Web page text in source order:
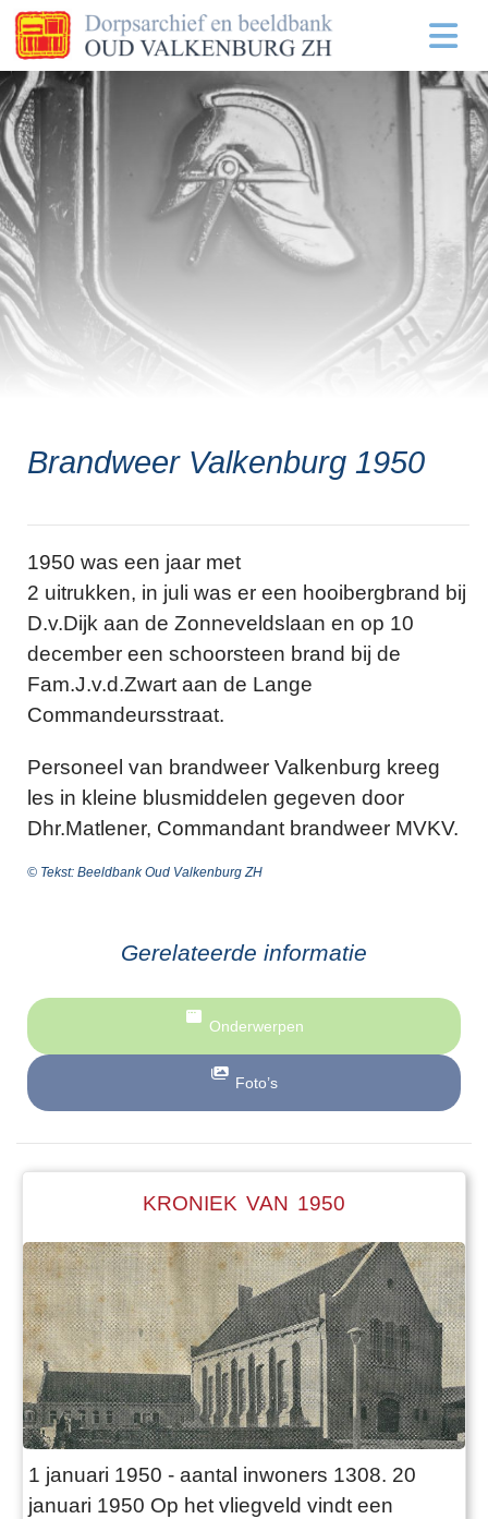
Brandweer Valkenburg 1950
1950 was een jaar met
2 uitrukken, in juli was er een hooibergbrand bij
D.v.Dijk aan de Zonneveldslaan en op 10
december een schoorsteen brand bij de
Fam.J.v.d.Zwart aan de Lange
Commandeursstraat.
Personeel van brandweer Valkenburg kreeg
les in kleine blusmiddelen gegeven door
Dhr.Matlener, Commandant brandweer MVKV.
© Tekst: Beeldbank Oud Valkenburg ZH
Gerelateerde informatie
Onderwerpen
Foto’s
KRONIEK VAN 1950
1 januari 1950 - aantal inwoners 1308. 20
januari 1950 Op het vliegveld vindt een